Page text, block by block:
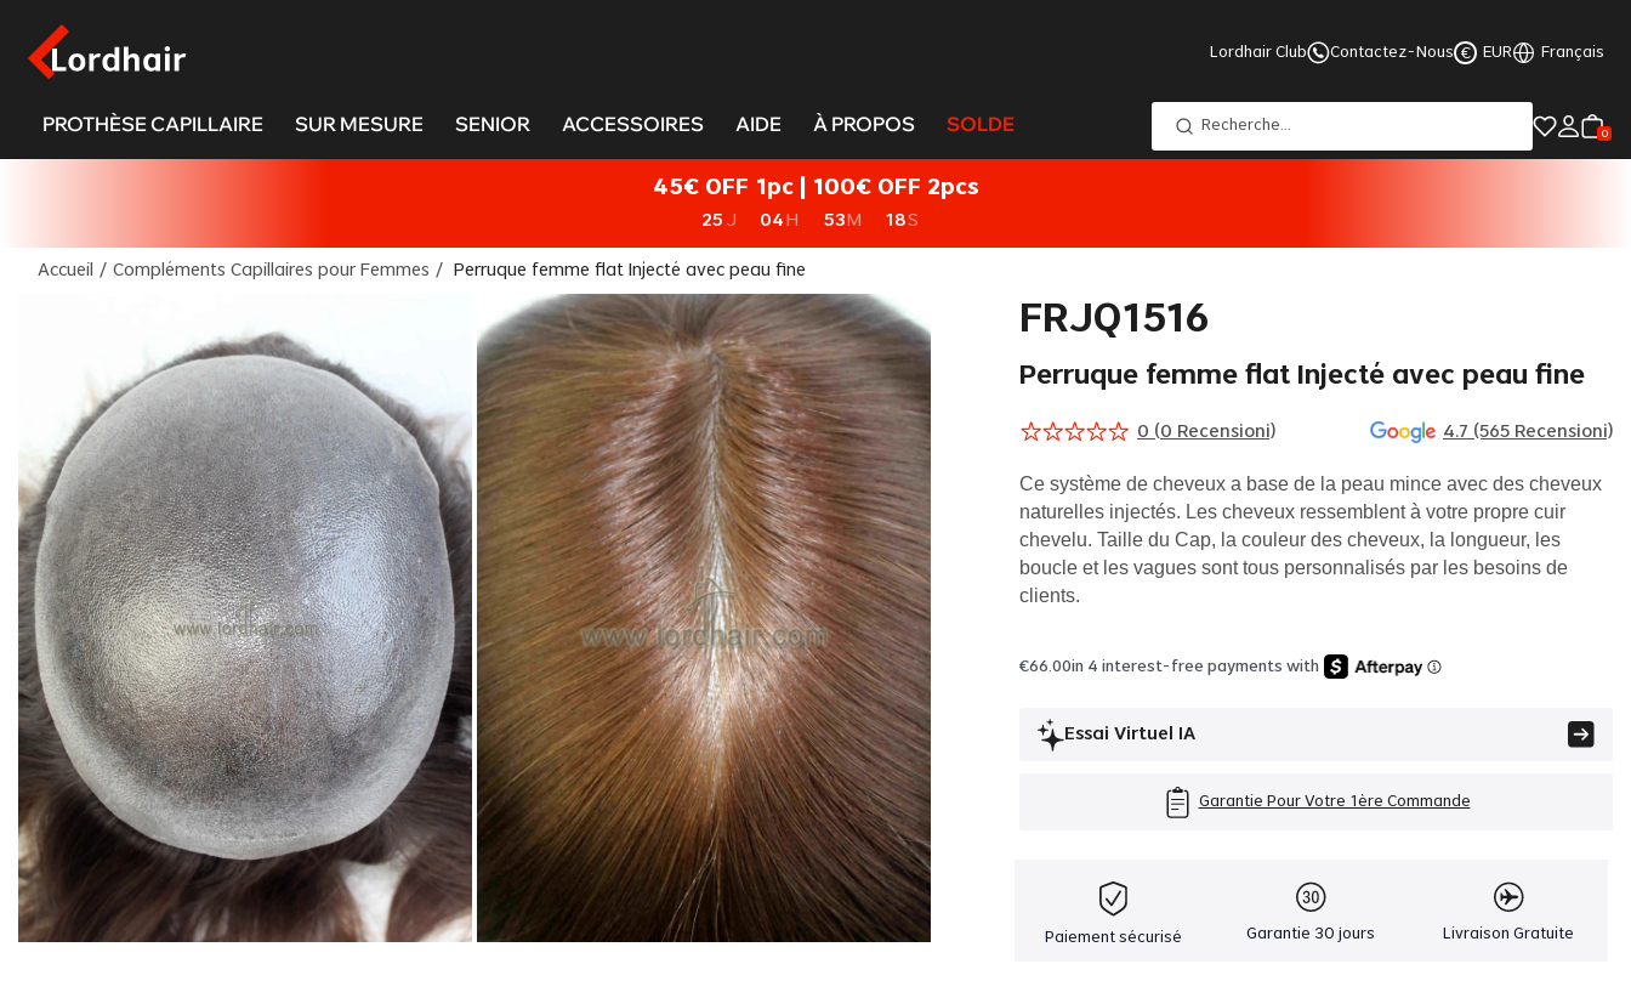
Lordhair Club Contactez-Nous € EUR Français
PROTHÈSE CAPILLAIRE SUR MESURE SENIOR ACCESSOIRES AIDE À PROPOS SOLDE Recherche... 0
45€ OFF 1pc | 100€ OFF 2pcs
25 J 04 H 53 M 17S
Accueil / Compléments Capillaires pour Femmes / Perruque femme flat Injecté avec peau fine
FRJQ1516
Perruque femme flat Injecté avec peau fine
0 (0 Recensioni) 4.7 (565 Recensioni)
Ce système de cheveux a base de la peau mince avec des cheveux
naturelles injectés. Les cheveux ressemblent à votre propre cuir
chevelu. Taille du Cap, la couleur des cheveux, la longueur, les
boucle et les vagues sont tous personnalisés par les besoins de
clients.
€66.00in 4 interest-free payments with
Essai Virtuel IA
Garantie Pour Votre 1ère Commande
Paiement sécurisé Garantie 30 jours Livraison Gratuite